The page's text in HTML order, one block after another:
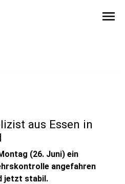
menu
aus Essen in
(26. Juni) ein
angefahren
jetzt stabil.